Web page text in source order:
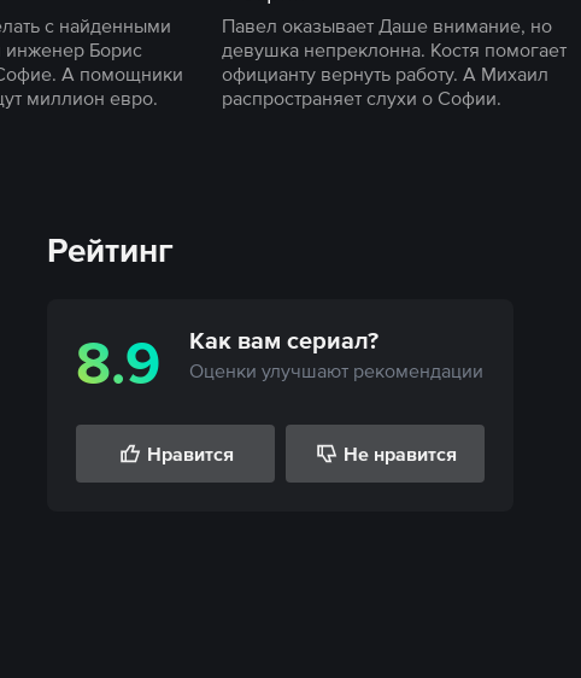
с найденными
инженер Борис
А помощники
миллион евро.
Павел оказывает Даше внимание, но
девушка непреклонна. Костя помогает
официанту вернуть работу. А Михаил
распространяет слухи о Софии.
Рейтинг
8.9 Как вам сериал?
Оценки улучшают рекомендации
Нравится Не нравится